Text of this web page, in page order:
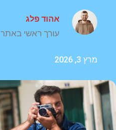
אהוד פלג
עורך ראשי באתר maasim.co.il
מרץ 3, 2026